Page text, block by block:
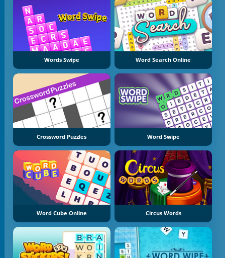
Words Swipe Word Search Online
Crossword Puzzles Word Swipe
Word Cube Online Circus Words